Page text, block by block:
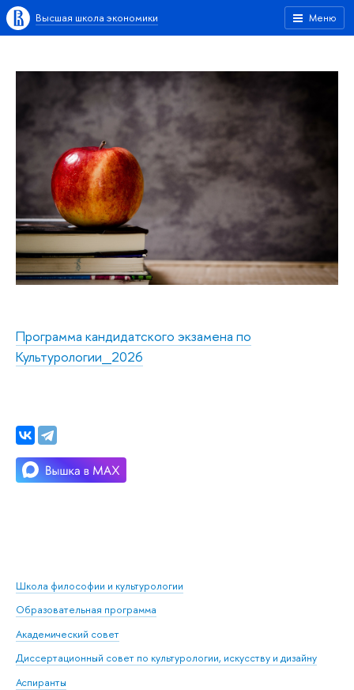
Меню
Высшая школа экономики
Школа философии и культурологии
Образовательная программа
Академический совет
Диссертационный совет по культурологии, искусству и дизайну
Аспиранты
Программа кандидатского экзамена по
Культурологии_2026